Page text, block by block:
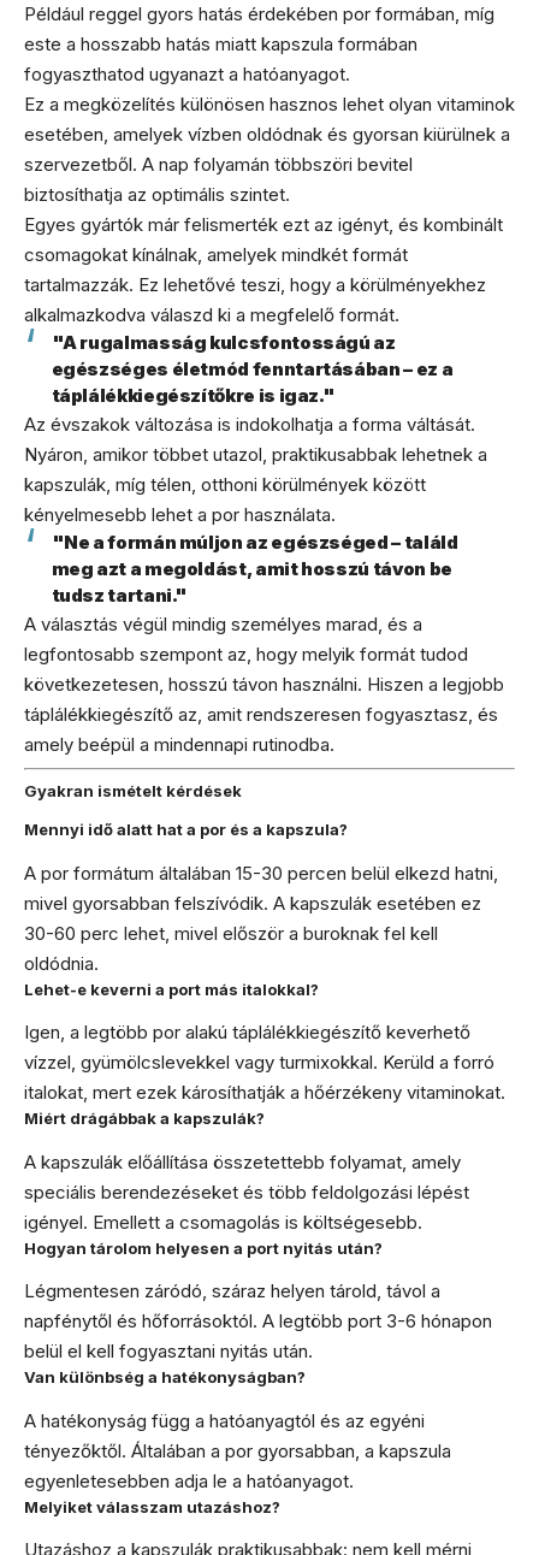
Például reggel gyors hatás érdekében por formában, míg
este a hosszabb hatás miatt kapszula formában
fogyaszthatod ugyanazt a hatóanyagot.
Ez a megközelítés különösen hasznos lehet olyan vitaminok
esetében, amelyek vízben oldódnak és gyorsan kiürülnek a
szervezetből. A nap folyamán többszöri bevitel
biztosíthatja az optimális szintet.
Egyes gyártók már felismerték ezt az igényt, és kombinált
csomagokat kínálnak, amelyek mindkét formát
tartalmazzák. Ez lehetővé teszi, hogy a körülményekhez
alkalmazkodva válaszd ki a megfelelő formát.
"A rugalmasság kulcsfontosságú az
egészséges életmód fenntartásában – ez a
táplálékkiegészítőkre is igaz."
Az évszakok változása is indokolhatja a forma váltását.
Nyáron, amikor többet utazol, praktikusabbak lehetnek a
kapszulák, míg télen, otthoni körülmények között
kényelmesebb lehet a por használata.
"Ne a formán múljon az egészséged – találd
meg azt a megoldást, amit hosszú távon be
tudsz tartani."
A választás végül mindig személyes marad, és a
legfontosabb szempont az, hogy melyik formát tudod
következetesen, hosszú távon használni. Hiszen a legjobb
táplálékkiegészítő az, amit rendszeresen fogyasztasz, és
amely beépül a mindennapi rutinodba.
Gyakran ismételt kérdések
Mennyi idő alatt hat a por és a kapszula?
A por formátum általában 15-30 percen belül elkezd hatni,
mivel gyorsabban felszívódik. A kapszulák esetében ez
30-60 perc lehet, mivel először a buroknak fel kell
oldódnia.
Lehet-e keverni a port más italokkal?
Igen, a legtöbb por alakú táplálékkiegészítő keverhető
vízzel, gyümölcslevekkel vagy turmixokkal. Kerüld a forró
italokat, mert ezek károsíthatják a hőérzékeny vitaminokat.
Miért drágábbak a kapszulák?
A kapszulák előállítása összetettebb folyamat, amely
speciális berendezéseket és több feldolgozási lépést
igényel. Emellett a csomagolás is költségesebb.
Hogyan tárolom helyesen a port nyitás után?
Légmentesen záródó, száraz helyen tárold, távol a
napfénytől és hőforrásoktól. A legtöbb port 3-6 hónapon
belül el kell fogyasztani nyitás után.
Van különbség a hatékonyságban?
A hatékonyság függ a hatóanyagtól és az egyéni
tényezőktől. Általában a por gyorsabban, a kapszula
egyenletesebben adja le a hatóanyagot.
Melyiket válasszam utazáshoz?
Utazáshoz a kapszulák praktikusabbak: nem kell mérni,